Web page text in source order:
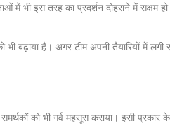
में भी इस तरह का प्रदर्शन दोहराने में सक्षम
बढ़ाया है। अगर टीम अपनी तैयारियों में लगी
को भी गर्व महसूस कराया। इसी प्रकार